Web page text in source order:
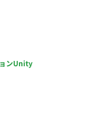
ンUnity